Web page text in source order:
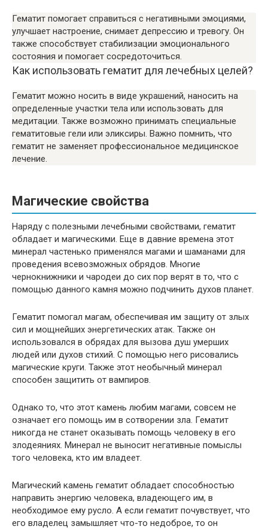
Гематит помогает справиться с негативными эмоциями,
улучшает настроение, снимает депрессию и тревогу. Он
также способствует стабилизации эмоционального
состояния и помогает сосредоточиться.
Как использовать гематит для лечебных целей?
Гематит можно носить в виде украшений, наносить на
определенные участки тела или использовать для
медитации. Также возможно принимать специальные
гематитовые гели или эликсиры. Важно помнить, что
гематит не заменяет профессиональное медицинское
лечение.
Магические свойства
Наряду с полезными лечебными свойствами, гематит
обладает и магическими. Еще в давние времена этот
минерал частенько применялся магами и шаманами для
проведения всевозможных обрядов. Многие
чернокнижники и чародеи до сих пор верят в то, что с
помощью данного камня можно подчинить духов планет.
Гематит помогал магам, обеспечивая им защиту от злых
сил и мощнейших энергетических атак. Также он
использовался в обрядах для вызова душ умерших
людей или духов стихий. С помощью него рисовались
магические круги. Также этот необычный минерал
способен защитить от вампиров.
Однако то, что этот камень любим магами, совсем не
означает его помощь им в сотворении зла. Гематит
никогда не станет оказывать помощь человеку в его
злодеяниях. Минерал не выносит негативные помыслы
того человека, кто им владеет.
Магический камень гематит обладает способностью
направить энергию человека, владеющего им, в
необходимое ему русло. А если гематит почувствует, что
его владелец замышляет что-то недоброе, то он